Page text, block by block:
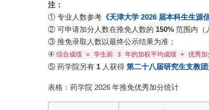
注：
① 专业人数参考 《天津大学 2026 届本科生生源
② 可申请加分人数在推免人数的 150% 范围内（
③ 推免录取人数以最终公示结果为准；
④ 综合成绩 = 学生前 3 年的加权平均成绩 + 优秀加
⑤ 药学院另有 1 人获得 第二十八届研究生支教
表格：药学院 2026 年推免优秀加分统计
北
洋
维
基
＆
2
0
2
6
级
新
生
Q
Q
群
1
0
2
8
2
2
6
8
3
8